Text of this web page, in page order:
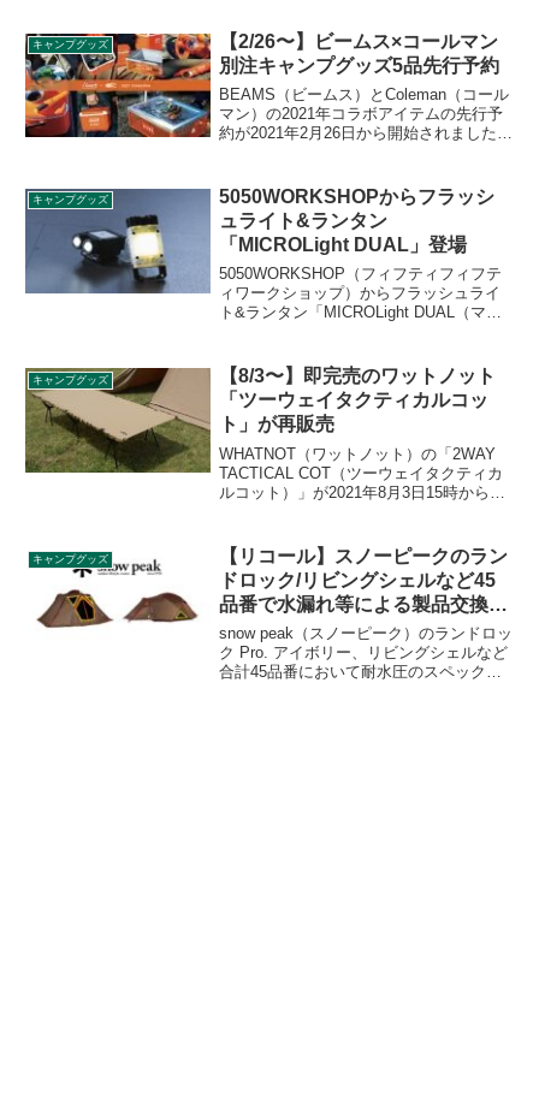
様に燃えにくい素材を使った他社製コッ
トと比較しながら製品の特徴をレビュー
します。
キャンプグッズ
【2/26〜】ビームス×コールマン
別注キャンプグッズ5品先行予約
BEAMS（ビームス）とColeman（コール
マン）の2021年コラボアイテムの先行予
約が2021年2月26日から開始されました
LEDライトなどがビームスオレンジカラ
ーで登場します。各商品の詳細をレビュ
ーします。
キャンプグッズ
5050WORKSHOPからフラッシ
ュライト&ランタン
「MICROLight DUAL」登場
5050WORKSHOP（フィフティフィフテ
ィワークショップ）からフラッシュライ
ト&ランタン「MICROLight DUAL（マイ
のパワフルなフラッシュライト&ランタン
で、用途に合わせて幅広いシーンで活躍
します。詳細をレビューします。
キャンプグッズ
【8/3〜】即完売のワットノット
「ツーウェイタクティカルコッ
ト」が再販売
WHATNOT（ワットノット）の「2WAY
TACTICAL COT（ツーウェイタクティカ
ルコット）」が2021年8月3日15時から再
ーします。
キャンプグッズ
【リコール】スノーピークのラン
ドロック/リビングシェルなど45
品番で水漏れ等による製品交換・
販売停止
snow peak（スノーピーク）のランドロッ
ク Pro. アイボリー、リビングシェルなど
合計45品番において耐水圧のスペックを